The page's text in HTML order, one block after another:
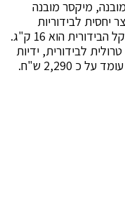
מיקסר מובנה
יחסית לבידוריות
ניידות כבד, וזהו החיסרון בדגם הזה. משקל הבידורית הוא 16 ק"ג.
לבידורית, ידיות
כ 2,290 ש"ח.